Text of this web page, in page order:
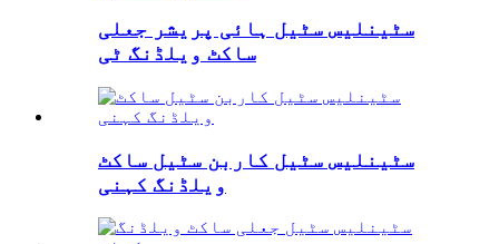
سٹینلیس سٹیل ہائی پریشر جعلی
ساکٹ ویلڈنگ ٹی
سٹینلیس سٹیل کاربن سٹیل ساکٹ
ویلڈنگ کہنی